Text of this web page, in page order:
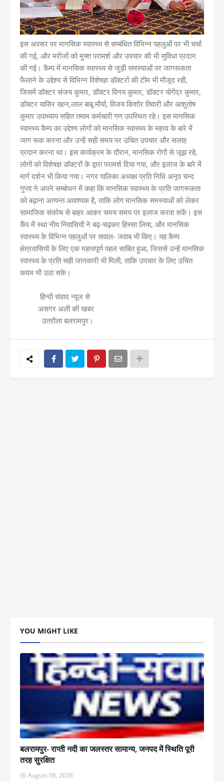
इस अवसर पर मानसिक स्वास्थ्य से सम्बंधित विभिन्न पहलुओं पर भी चर्चा
की गई, और मरीजों को मुफ्त परामर्श और उपचार की भी सुविधा प्रदान
की गई। कैम्प में मानसिक स्वास्थ्य से जुड़ी समस्याओं पर जागरूकता
फैलाने के उद्देश्य से विभिन्न विशेषज्ञ डॉक्टरों की टीम भी मौजूद रही,
जिसमें डॉक्टर संजय कुमार, डॉक्टर विनय कुमार, डॉक्टर योगेंद्र कुमार,
डॉक्टर यासिर खान,लाल बाबू मौर्या, विजय किशोर तिवारी और आशुतोष
कुमार उपाध्याय सहित तमाम कर्मचारी गण उपस्थित रहे। इस मानसिक
स्वास्थ्य कैम्प का उद्देश्य लोगों को मानसिक स्वास्थ्य के महत्व के बारे में
जाग रूक करना और उन्हें सही समय पर उचित उपचार और सलाह
प्रदान करना था। इस कार्यक्रम के दौरान, मानसिक रोगों से जूझ रहे,
लोगों को विशेषज्ञ डॉक्टरों के द्वारा परामर्श दिया गया, और इलाज के बारे में
मार्ग दर्शन भी किया गया। नगर पालिका अध्यक्ष प्रति निधि अनूप चन्द
गुप्ता ने अपने सम्बोधन में कहा कि मानसिक स्वास्थ्य के प्रति जागरूकता
को बढ़ाना अत्यन्त आवश्यक है, ताकि लोग मानसिक समस्याओं को लेकर
सामाजिक संकोच से बाहर आकर समय समय पर इलाज करवा सकें। इस
कैंप में स्था नीय निवासियों ने बढ़-चढ़कर हिस्सा लिया, और मानसिक
स्वास्थ्य के विभिन्न पहलुओं पर सवाल- जवाब भी किए। यह कैम्प
क्षेत्रवासियों के लिए एक महत्वपूर्ण पहल साबित हुआ, जिससे उन्हें मानसिक
स्वास्थ्य के प्रति सही जानकारी भी मिली, ताकि उपचार के लिए उचित
कदम भी उठा सके।
हिन्दी संवाद न्यूज से
असगर अली की खबर
उतरौला बलरामपुर।
YOU MIGHT LIKE
बलरामपुर- राप्ती नदी का जलस्तर सामान्य, जनपद में स्थिति पूरी
तरह सुरक्षित
August 06, 2026